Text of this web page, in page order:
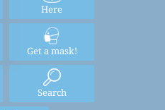
Here
Get a mask!
Search